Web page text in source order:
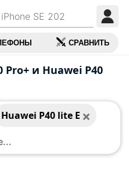
СРАВНИТЬ
Pro+ и Huawei P40
Huawei P40 lite E
Huawei P40 lite E